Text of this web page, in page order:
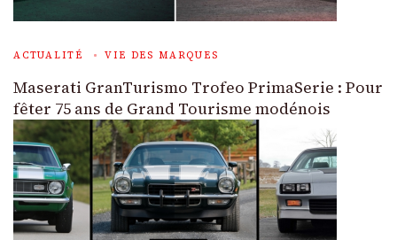
ACTUALITÉ VIE DES MARQUES
Maserati GranTurismo Trofeo PrimaSerie : Pour
fêter 75 ans de Grand Tourisme modénois